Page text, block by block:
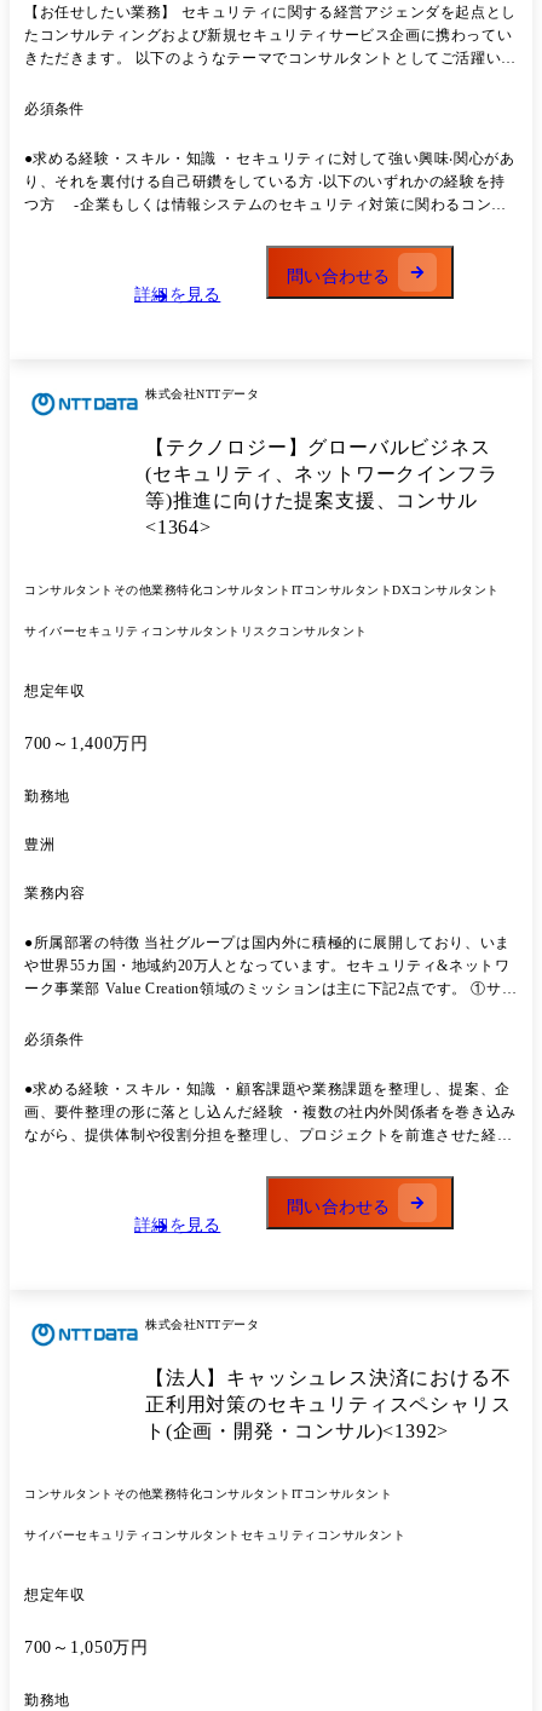
【お任せしたい業務】 セキュリティに関する経営アジェンダを起点とし
たコンサルティングおよび新規セキュリティサービス企画に携わってい
きただきます。 以下のようなテーマでコンサルタントとしてご活躍いた
メントによるセキュリティ対策状況の可視化 ・中長期でのセキュリティ
ンス強化支援 ・情報セキュリティポリシー策定 ・セキュリティ教育施
策支援 【NTTデータが実現してきたセキュリティ領域での実績】 ・55
か国/19万人が利用する自社ゼロトラスト環境を構想/設計/構築(世界最大
のシステム利用ログを取得/分析し、24時間365日のリアルタイム監視運
用を実現 ・アナリストからも「世界的に稀有、マーケットから第一人者
として認識」と評価 ・国内/海外問わず、複数リーディングカンパニー
必須条件
●求める経験・スキル・知識 ・セキュリティに対して強い興味‧関⼼があ
り、それを裏付ける⾃⼰研鑽をしている⽅ ‧以下のいずれかの経験を持
つ⽅ -企業もしくは情報システムのセキュリティ対策に関わるコンサ
セスメント、個⼈情報保護等の運営経験 2年以上 ※⼊社時に特定製品に
詳しい必要はありません。必要に応じて⼊社後にキャッチアップして頂
きます。 ※各要件に記載している必要経験年数はあくまで⽬安です。
詳細を見る
問い合わせる
株式会社NTTデータ
【テクノロジー】グローバルビジネス
(セキュリティ、ネットワークインフラ
等)推進に向けた提案支援、コンサル
<1364>
コンサルタント その他業務特化コンサルタント ITコンサルタントDXコンサルタント
サイバーセキュリティコンサルタント リスクコンサルタント
想定年収
700～1,400万円
勤務地
豊洲
業務内容
●所属部署の特徴 当社グループは国内外に積極的に展開しており、いま
や世界55カ国・地域約20万人となっています。セキュリティ&ネットワ
ーク事業部 Value Creation領域のミッションは主に下記2点です。 ①サイ
データのグループ会社と連携しながら、日系マルチナショナルカンパニ
て、サイバーセキュリティ、ネットワークなどの技術領域に関するアセ
ットの企画開発 ●業務内容 JMNCの顧客への提案支援 国内関係組織や海
外のNTTデータのグループ会社と連携し、JMNCの顧客に対する要件の
容の説明等について支援を実施します。 それらの活動においては、
JMNCの顧客の成功を一緒に検討し顧客へ働きかける、顧客と当社グル
ープ組織及び当社グループ組織内をつなげる(高品質のノウハウ・方法論
必須条件
●求める経験・スキル・知識 ・顧客課題や業務課題を整理し、提案、企
画、要件整理の形に落とし込んだ経験 ・複数の社内外関係者を巻き込み
ながら、提供体制や役割分担を整理し、プロジェクトを前進させた経験
方やリーダーをされてきた方もご応募いただけます ・英語の資料読解や
メール対応、会議参加等に抵抗がないこと
詳細を見る
問い合わせる
株式会社NTTデータ
【法人】キャッシュレス決済における不
正利用対策のセキュリティスペシャリス
ト(企画・開発・コンサル)<1392>
コンサルタント その他業務特化コンサルタント ITコンサルタント
サイバーセキュリティコンサルタント セキュリティコンサルタント
想定年収
700～1,050万円
勤務地